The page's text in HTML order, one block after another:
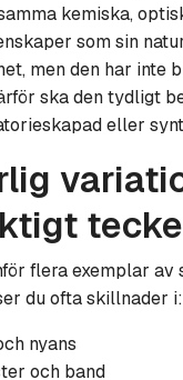
kemiska,
som sin
men den har inte
ska den tydligt
eller
flera exemplar av
du ofta skillnader i:
nyans
och band